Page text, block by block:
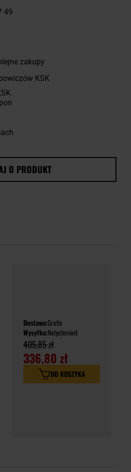
49
zakupy
KSK
O PRODUKT
Dostawa:Gratis
Wysyłka:Natychmiast
405,85 zł
336,80 zł
DO KOSZYKA